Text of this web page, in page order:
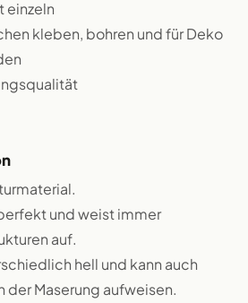
einzeln
kleben, bohren und für Deko
und weist immer
auf.
hell und kann auch
der Maserung aufweisen.